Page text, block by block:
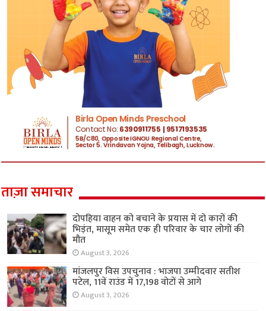
ताज़ा समाचार
दोपहिया वाहन को बचाने के प्रयास में दो कारों की
भिड़ंत, मासूम समेत एक ही परिवार के चार लोगों की
मौत
August 3, 2026
मांजलपुर विस उपचुनाव : भाजपा उम्मीदवार सतीश
पटेल, 11वें राउंड में 17,198 वोटों से आगे
August 3, 2026